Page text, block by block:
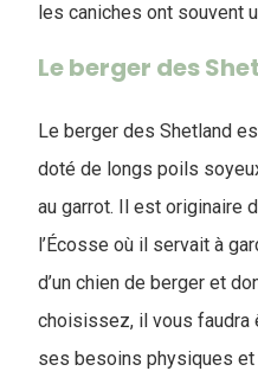
les caniches ont souvent
Le berger des
Le berger des Shetland
doté de longs poils
au garrot. Il est originaire
l’Écosse où il servait à
d’un chien de berger et
choisissez, il vous faudra
ses besoins physiques et